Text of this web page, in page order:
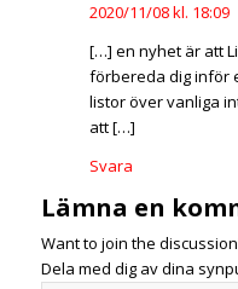
2020/11/08 kl. 18:09
[…] en nyhet är att
förbereda dig inför
listor över vanliga
att […]
Svara
Lämna en
Want to join the
Dela med dig av dina